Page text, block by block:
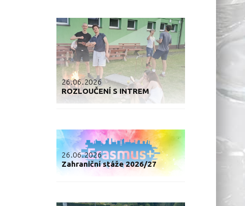
26.06.2026
ROZLOUČENÍ S INTREM
26.06.2026
Zahraniční stáže 2026/27